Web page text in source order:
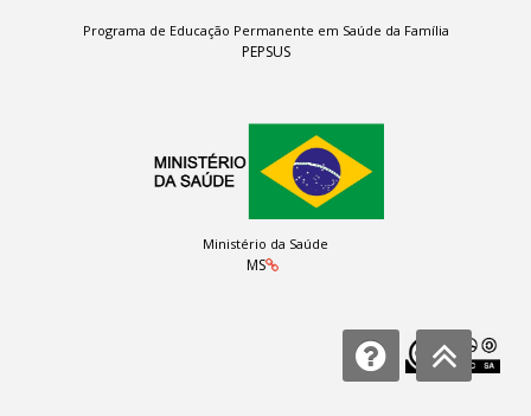
Programa de Educação Permanente em Saúde da Família
PEPSUS
Ministério da Saúde
MS
Licença: